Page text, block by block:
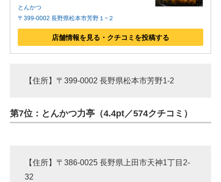
とんかつ
〒399-0002 長野県松本市芳野１−２
店舗情報を見る・クチコミを投稿する
【住所】〒399-0002 長野県松本市芳野1-2
第7位：とんかつ力亭（4.4pt／574クチコミ）
【住所】〒386-0025 長野県上田市天神1丁目2-
32